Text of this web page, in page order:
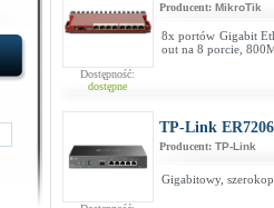
Dostępność:
dostępne
Producent: MikroTik
8x portów Gigabit
out na 8 porcie,
TP-Link
Producent: TP-Link
Gigabitowy,